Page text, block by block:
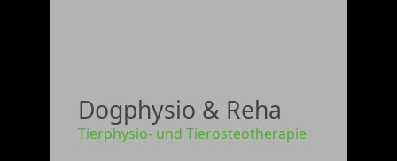
Dogphysio & Reha
Tierphysio- und Tierosteotherapie